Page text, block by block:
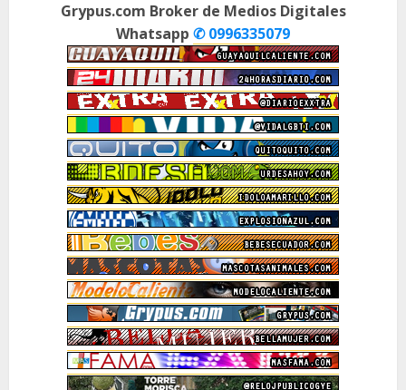
Grypus.com Broker de Medios Digitales
Whatsapp ✆ 0996335079